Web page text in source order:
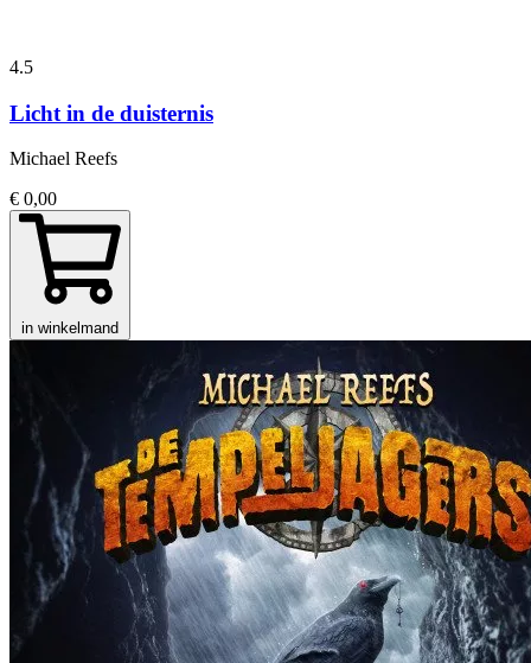
4.5
Licht in de duisternis
Michael Reefs
€ 0,00
in winkelmand